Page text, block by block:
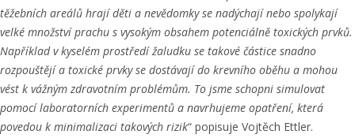
těžebních areálů hrají děti a nevědomky se nadýchají nebo spolykají
velké množství prachu s vysokým obsahem potenciálně toxických prvků.
Například v kyselém prostředí žaludku se takové částice snadno
rozpouštějí a toxické prvky se dostávají do krevního oběhu a mohou
vést k vážným zdravotním problémům. To jsme schopni simulovat
pomocí laboratorních experimentů a navrhujeme opatření, která
povedou k minimalizaci takových rizik“ popisuje Vojtěch Ettler.